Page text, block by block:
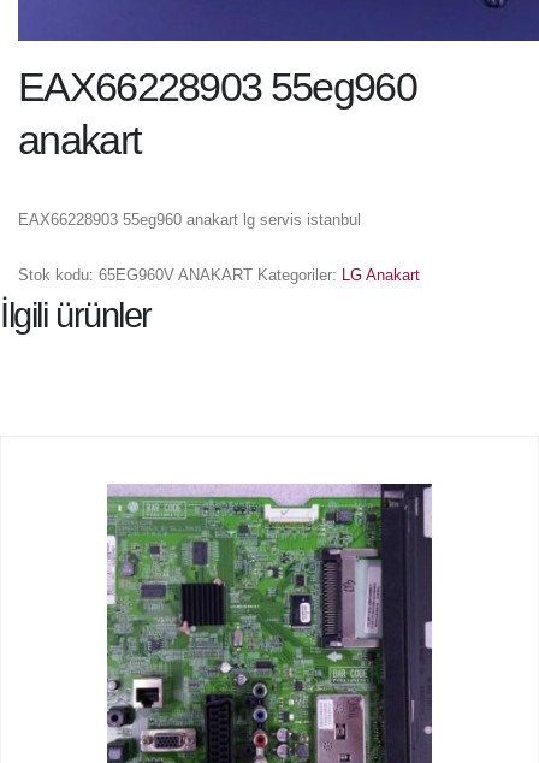
EAX66228903 55eg960
anakart
EAX66228903 55eg960 anakart lg servis istanbul
Stok kodu: 65EG960V ANAKART Kategoriler: LG Anakart
İlgili ürünler